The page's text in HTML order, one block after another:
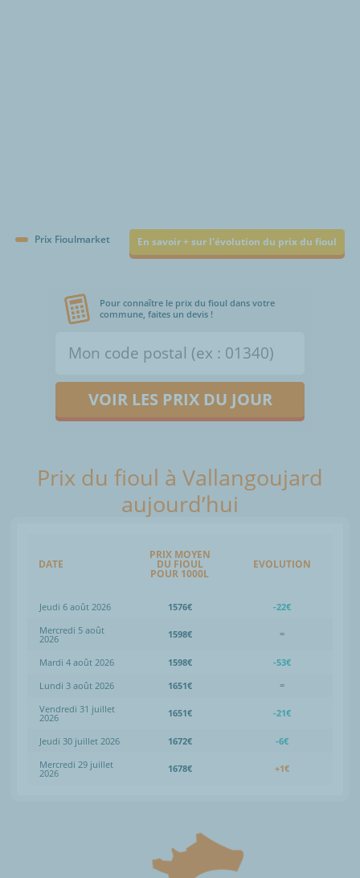
Prix Fioulmarket En savoir + sur l'évolution du prix du fioul
Pour connaître le prix du fioul dans votre
commune, faites un devis !
VOIR LES PRIX DU JOUR
Prix du fioul à Vallangoujard
aujourd’hui
DATE
PRIX MOYEN
DU FIOUL
POUR 1000L
EVOLUTION
Jeudi 6 août 2026 1576€
-22€
Mercredi 5 août
2026 1598€ =
Mardi 4 août 2026 1598€
-53€
Lundi 3 août 2026
1651€
=
Vendredi 31 juillet
2026 1651€ -21€
Jeudi 30 juillet 2026 1672€
-6€
Mercredi 29 juillet
2026 1678€ +1€